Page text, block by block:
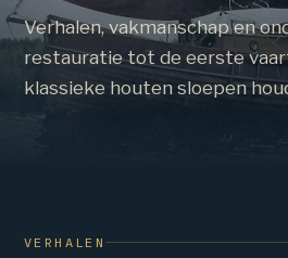
Verhalen, vakmanschap en
restauratie tot de eerste
klassieke houten sloepen
VERHALEN